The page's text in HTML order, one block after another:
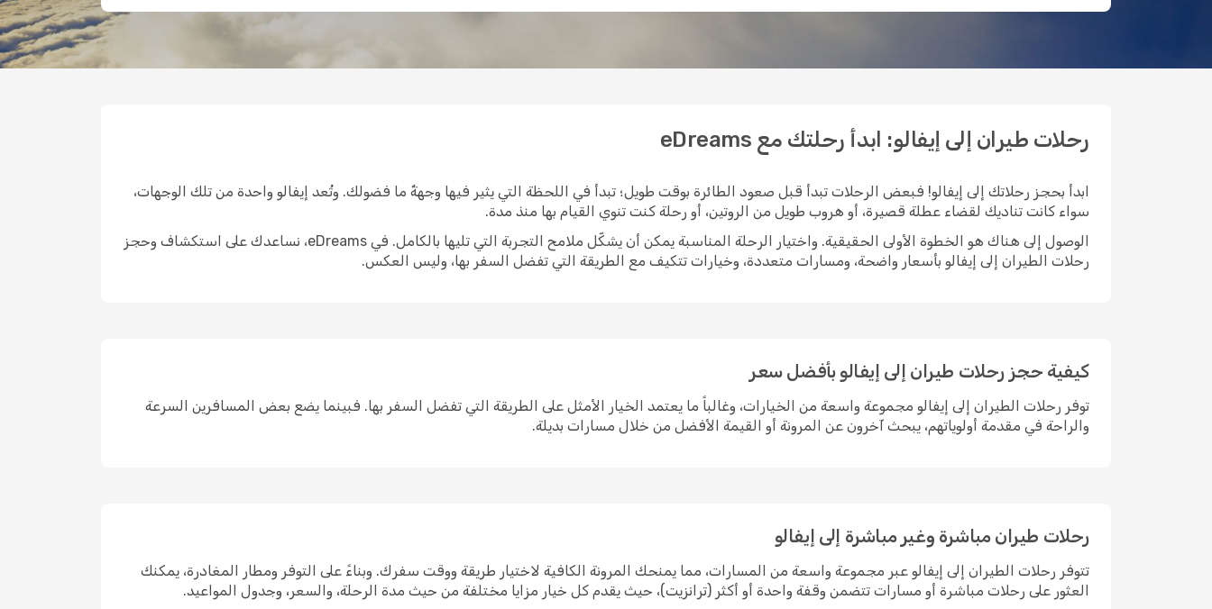
رحلات طيران إلى إيفالو: ابدأ رحلتك مع eDreams
ابدأ بحجز رحلاتك إلى إيفالو! فبعض الرحلات تبدأ قبل صعود الطائرة بوقت طويل؛ تبدأ في اللحظة التي يثير فيها وجهةٌ ما فضولك. وتُعد إيفالو واحدة من تلك الوجهات،
سواء كانت تناديك لقضاء عطلة قصيرة، أو هروب طويل من الروتين، أو رحلة كنت تنوي القيام بها منذ مدة.
الوصول إلى هناك هو الخطوة الأولى الحقيقية. واختيار الرحلة المناسبة يمكن أن يشكّل ملامح التجربة التي تليها بالكامل. في eDreams، نساعدك على استكشاف وحجز
رحلات الطيران إلى إيفالو بأسعار واضحة، ومسارات متعددة، وخيارات تتكيف مع الطريقة التي تفضل السفر بها، وليس العكس.
كيفية حجز رحلات طيران إلى إيفالو بأفضل سعر
توفر رحلات الطيران إلى إيفالو مجموعة واسعة من الخيارات، وغالباً ما يعتمد الخيار الأمثل على الطريقة التي تفضل السفر بها. فبينما يضع بعض المسافرين السرعة
والراحة في مقدمة أولوياتهم، يبحث آخرون عن المرونة أو القيمة الأفضل من خلال مسارات بديلة.
رحلات طيران مباشرة وغير مباشرة إلى إيفالو
تتوفر رحلات الطيران إلى إيفالو عبر مجموعة واسعة من المسارات، مما يمنحك المرونة الكافية لاختيار طريقة ووقت سفرك. وبناءً على التوفر ومطار المغادرة، يمكنك
العثور على رحلات مباشرة أو مسارات تتضمن وقفة واحدة أو أكثر (ترانزيت)، حيث يقدم كل خيار مزايا مختلفة من حيث مدة الرحلة، والسعر، وجدول المواعيد.